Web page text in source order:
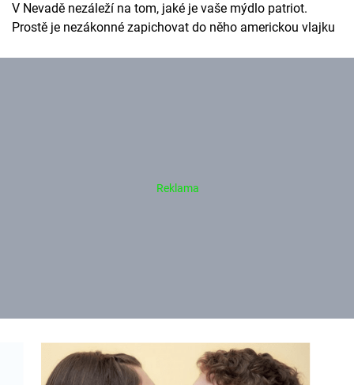
V Nevadě nezáleží na tom, jaké je vaše mýdlo patriot.
Prostě je nezákonné zapichovat do něho americkou vlajku